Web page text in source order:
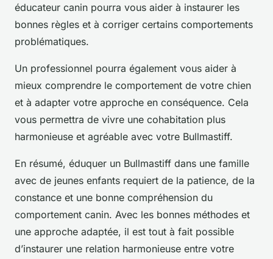
éducateur canin pourra vous aider à instaurer les
bonnes règles et à corriger certains comportements
problématiques.
Un professionnel pourra également vous aider à
mieux comprendre le comportement de votre chien
et à adapter votre approche en conséquence. Cela
vous permettra de vivre une cohabitation plus
harmonieuse et agréable avec votre Bullmastiff.
En résumé, éduquer un Bullmastiff dans une famille
avec de jeunes enfants requiert de la patience, de la
constance et une bonne compréhension du
comportement canin. Avec les bonnes méthodes et
une approche adaptée, il est tout à fait possible
d’instaurer une relation harmonieuse entre votre